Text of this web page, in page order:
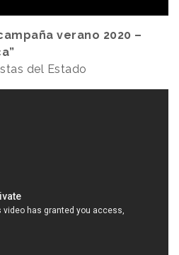
verano 2020 –
del Estado